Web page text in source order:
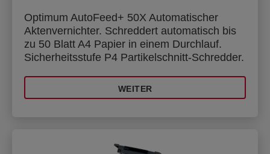
Optimum AutoFeed+ 50X Automatischer
Aktenvernichter. Schreddert automatisch bis
zu 50 Blatt A4 Papier in einem Durchlauf.
Sicherheitsstufe P4 Partikelschnitt-Schredder.
WEITER